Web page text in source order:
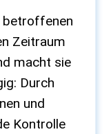
betroffenen
Zeitraum
macht sie
Durch
und
Kontrolle